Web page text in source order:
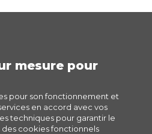
mesure pour
pour son fonctionnement et
en accord avec vos
techniques pour garantir le
cookies fonctionnels